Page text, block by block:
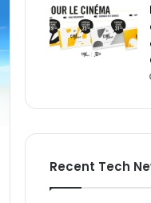
Recent Tech